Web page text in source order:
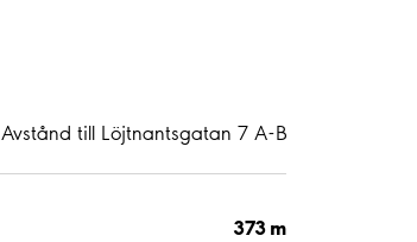
Avstånd till Löjtnantsgatan 7 A-B
373 m